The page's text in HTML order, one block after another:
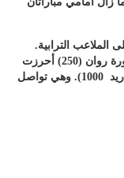
الملاعب الترابية.
فكوستيوك، التي تُوجت في نيسان/أبريل بلقب دورة روان (250) أحرزت
مطلع أيار/مايو أجمل ألقاب مسيرتها في دورة مدريد 1000). وهي تواصل